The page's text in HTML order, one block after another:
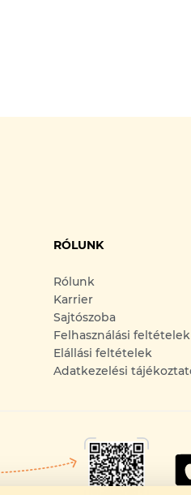
RÓLUNK
Rólunk
Karrier
Sajtószoba
Felhasználási feltételek
Elállási feltételek
Adatkezelési